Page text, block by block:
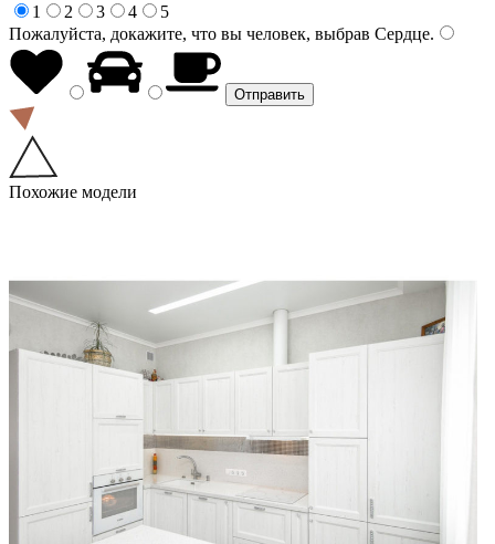
1
2 3 4
5
Пожалуйста, докажите, что вы человек, выбрав Сердце.
Похожие модели